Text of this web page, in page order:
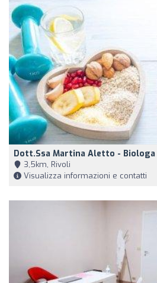
Dott.ssa Martina Aletto -
3,5km, Rivoli
Visualizza informazioni e contatti